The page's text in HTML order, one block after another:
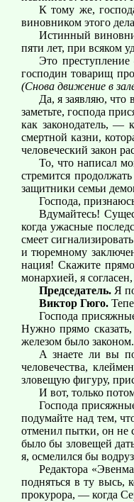
К тому же,
виновником этого
Истинный
пяти лет, при всяком
Это
господин товарищ
(Снова движение в
Да, я заявляю, что
заметьте, господа
как законодатель, —
смертной казни,
человеческий закон
То, что написал
стремится
защитники семьи
Господа,
Вдумайтесь!
когда ужасные
смеет
и тюремному
нация! Скажите
монархией, я
Председатель. Я
Виктор Гюго.
Господа
Нужно прямо
железом было
А знаете ли вы
человечества,
зловещую фигуру,
И вот, только
Господа
подумайте над тем,
отменил пытки, он не
было бы зловещей
я, осмелился бы
Редактора
подняться в ту высь,
прокурора, — когда